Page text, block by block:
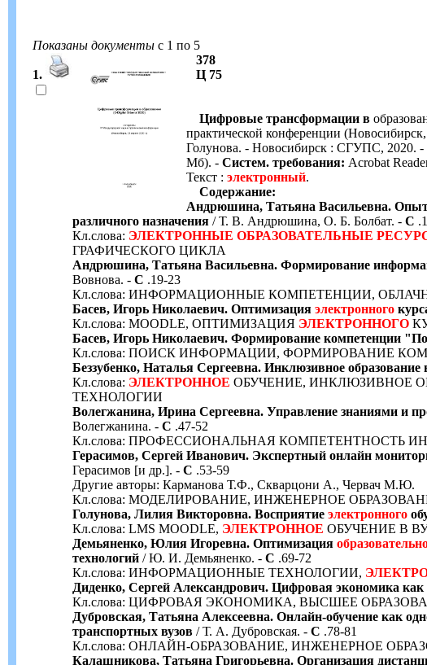
Показаны документы с 1 по 5
1.
378
Ц 75
Цифровые трансформации в
практической конференции
Голунова. - Новосибирск : СГУПС, 2020. -
Мб). - Систем. требования: Acrobat
Текст : электронный.
Содержание:
Андрюшина, Татьяна Васильевна. Опыт
различного назначения / Т. В. Андрюшина, О. Б. Болбат. - С
Кл.слова: ЭЛЕКТРОННЫЕ ОБРАЗОВАТЕЛЬНЫЕ
ГРАФИЧЕСКОГО ЦИКЛА
Андрюшина, Татьяна Васильевна. Формирование
Вовнова. - С .19-23
Кл.слова: ИНФОРМАЦИОННЫЕ КОМПЕТЕНЦИИ,
Басев, Игорь Николаевич. Оптимизация электронного
Кл.слова: MOODLE, ОПТИМИЗАЦИЯ ЭЛЕКТРОННОГО
Басев, Игорь Николаевич. Формирование компетенции
Кл.слова: ПОИСК ИНФОРМАЦИИ, ФОРМИРОВАНИЕ
Беззубенко, Наталья Сергеевна. Инклюзивное образование
Кл.слова: ЭЛЕКТРОННОЕ ОБУЧЕНИЕ, ИНКЛЮЗИВНОЕ
ТЕХНОЛОГИИ
Волегжанина, Ирина Сергеевна. Управление знаниями и
Волегжанина. - С .47-52
Кл.слова: ПРОФЕССИОНАЛЬНАЯ КОМПЕТЕНТНОСТЬ
Герасимов, Сергей Иванович. Экспертный онлайн
Герасимов [и др.]. - С .53-59
Другие авторы: Карманова Т.Ф., Скварцони А., Червач М.Ю.
Кл.слова: МОДЕЛИРОВАНИЕ, ИНЖЕНЕРНОЕ
Голунова, Лилия Викторовна. Восприятие электронного
Кл.слова: LMS MOODLE, ЭЛЕКТРОННОЕ ОБУЧЕНИЕ В
Демьяненко, Юлия Игоревна. Оптимизация
технологий / Ю. И. Демьяненко. - С .69-72
Кл.слова: ИНФОРМАЦИОННЫЕ ТЕХНОЛОГИИ,
Диденко, Сергей Александрович. Цифровая экономика как
Кл.слова: ЦИФРОВАЯ ЭКОНОМИКА, ВЫСШЕЕ
Дубровская, Татьяна Алексеевна. Онлайн-обучение как
транспортных вузов / Т. А. Дубровская. - С .78-81
Кл.слова: ОНЛАЙН-ОБРАЗОВАНИЕ, ИНЖЕНЕРНОЕ
Калашникова, Татьяна Григорьевна. Организация